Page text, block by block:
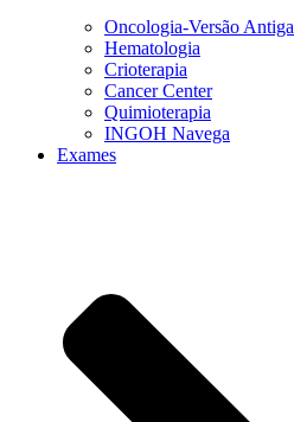
Oncologia-Versão Antiga
Hematologia
Crioterapia
Cancer Center
Quimioterapia
INGOH Navega
Exames